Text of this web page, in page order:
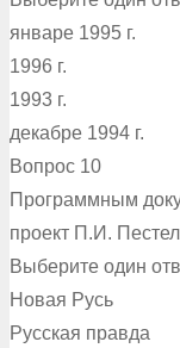
январе 1995 г.
1996 г.
1993 г.
декабре 1994 г.
Вопрос 10
Программным
проект П.И.
Выберите один
Новая Русь
Русская правда